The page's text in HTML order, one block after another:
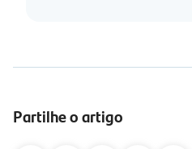
Partilhe o artigo